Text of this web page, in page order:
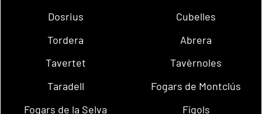
Dosrius
Cubelles
Tordera
Abrera
Tavertet
Tavèrnoles
Taradell
Fogars de Montclús
Fogars de la Selva
Fígols